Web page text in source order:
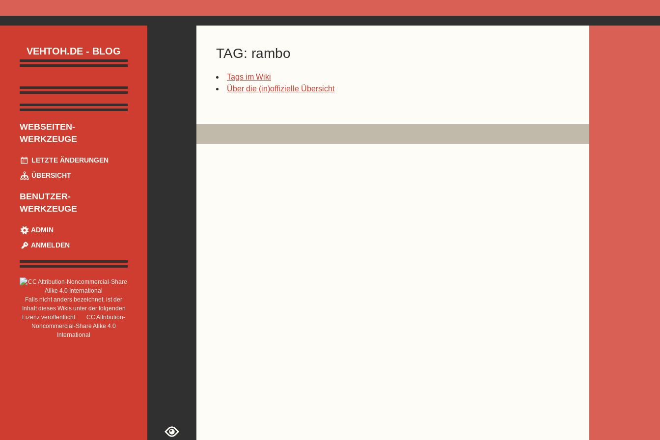
VEHTOH.DE - BLOG
WEBSEITEN-
WERKZEUGE
LETZTE ÄNDERUNGEN
ÜBERSICHT
BENUTZER-
WERKZEUGE
ADMIN
ANMELDEN
Falls nicht anders bezeichnet, ist der
Inhalt dieses Wikis unter der folgenden
Lizenz veröffentlicht:
CC Attribution-
Noncommercial-Share Alike 4.0
International
TAG: rambo
Tags im Wiki
Über die (in)offizielle Übersicht